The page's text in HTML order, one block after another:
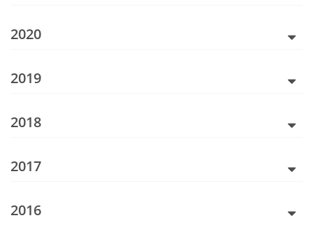
2020
2019
2018
2017
2016